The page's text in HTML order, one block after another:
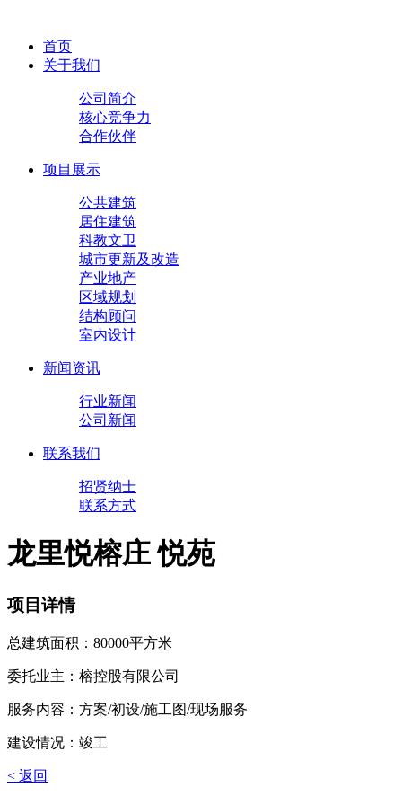
首页
关于我们
公司简介
核心竞争力
合作伙伴
项目展示
公共建筑
居住建筑
科教文卫
城市更新及改造
产业地产
区域规划
结构顾问
室内设计
新闻资讯
行业新闻
公司新闻
联系我们
招贤纳士
联系方式
龙里悦榕庄 悦苑
项目详情
总建筑面积：80000平方米
委托业主：榕控股有限公司
服务内容：方案/初设/施工图/现场服务
建设情况：竣工
< 返回